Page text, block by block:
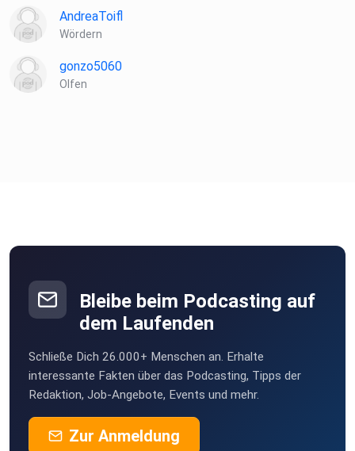
AndreaToifl
Wördern
gonzo5060
Olfen
Bleibe beim Podcasting auf
dem Laufenden
Schließe Dich 26.000+ Menschen an. Erhalte
interessante Fakten über das Podcasting, Tipps der
Redaktion, Job-Angebote, Events und mehr.
Zur Anmeldung